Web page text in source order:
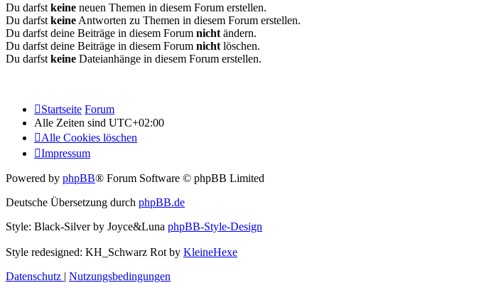
Du darfst keine neuen Themen in diesem Forum erstellen.
Du darfst keine Antworten zu Themen in diesem Forum erstellen.
Du darfst deine Beiträge in diesem Forum nicht ändern.
Du darfst deine Beiträge in diesem Forum nicht löschen.
Du darfst keine Dateianhänge in diesem Forum erstellen.
Startseite Forum
Alle Zeiten sind UTC+02:00
Alle Cookies löschen
Impressum
Powered by phpBB® Forum Software © phpBB Limited
Deutsche Übersetzung durch phpBB.de
Style: Black-Silver by Joyce&Luna phpBB-Style-Design
Style redesigned: KH_Schwarz Rot by KleineHexe
Datenschutz | Nutzungsbedingungen